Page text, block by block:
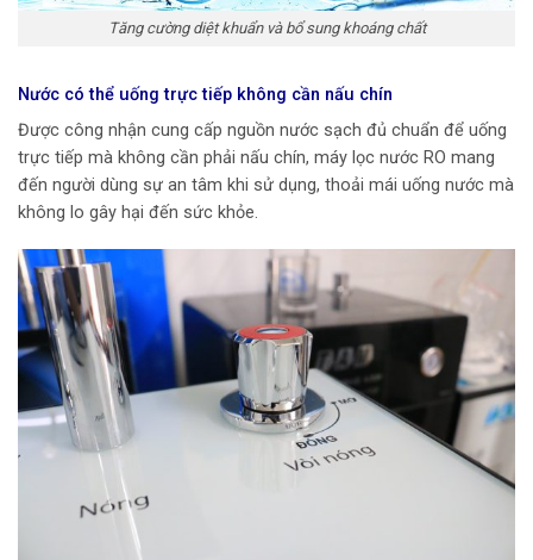
Tăng cường diệt khuẩn và bổ sung khoáng chất
Nước có thể uống trực tiếp không cần nấu chín
Được công nhận cung cấp nguồn nước sạch đủ chuẩn để uống
trực tiếp mà không cần phải nấu chín, máy lọc nước RO mang
đến người dùng sự an tâm khi sử dụng, thoải mái uống nước mà
không lo gây hại đến sức khỏe.